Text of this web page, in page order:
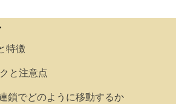
特徴
と注意点
鎖でどのように移動するか